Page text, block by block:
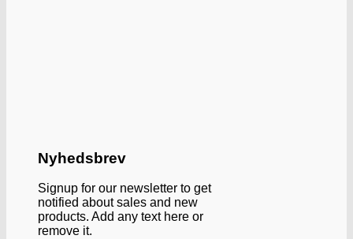
Nyhedsbrev
Signup for our newsletter to get
notified about sales and new
products. Add any text here or
remove it.